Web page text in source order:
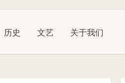
历史 文艺 关于我们